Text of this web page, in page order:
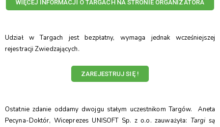
WIĘCEJ INFORMACJI O TARGACH NA STRONIE ORGANIZATORA
Udział w Targach jest bezpłatny, wymaga jednak wcześniejszej
rejestracji Zwiedzających.
ZAREJESTRUJ SIĘ !
Ostatnie zdanie oddamy dwojgu stałym uczestnikom Targów. Aneta
Pecyna-Doktór, Wiceprezes UNISOFT Sp. z o.o. zauważyła: Targi są